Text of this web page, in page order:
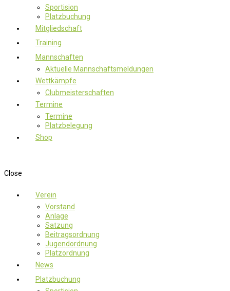
Sportision
Platzbuchung
Mitgliedschaft
Training
Mannschaften
Aktuelle Mannschaftsmeldungen
Wettkämpfe
Clubmeisterschaften
Termine
Termine
Platzbelegung
Shop
Close
Verein
Vorstand
Anlage
Satzung
Beitragsordnung
Jugendordnung
Platzordnung
News
Platzbuchung